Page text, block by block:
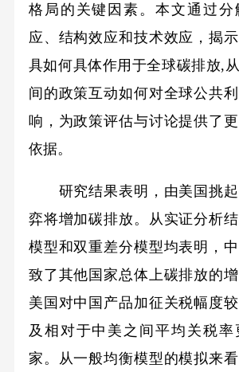
格局的关键因素。本文通过分
应、结构效应和技术效应，揭
具如何具体作用于全球碳排放,
间的政策互动如何对全球公共
响，为政策评估与讨论提供了
依据。
研究结果表明，由美国挑起
弈将增加碳排放。从实证分析
模型和双重差分模型均表明，
致了其他国家总体上碳排放的
美国对中国产品加征关税幅度
及相对于中美之间平均关税率
家。从一般均衡模型的模拟来